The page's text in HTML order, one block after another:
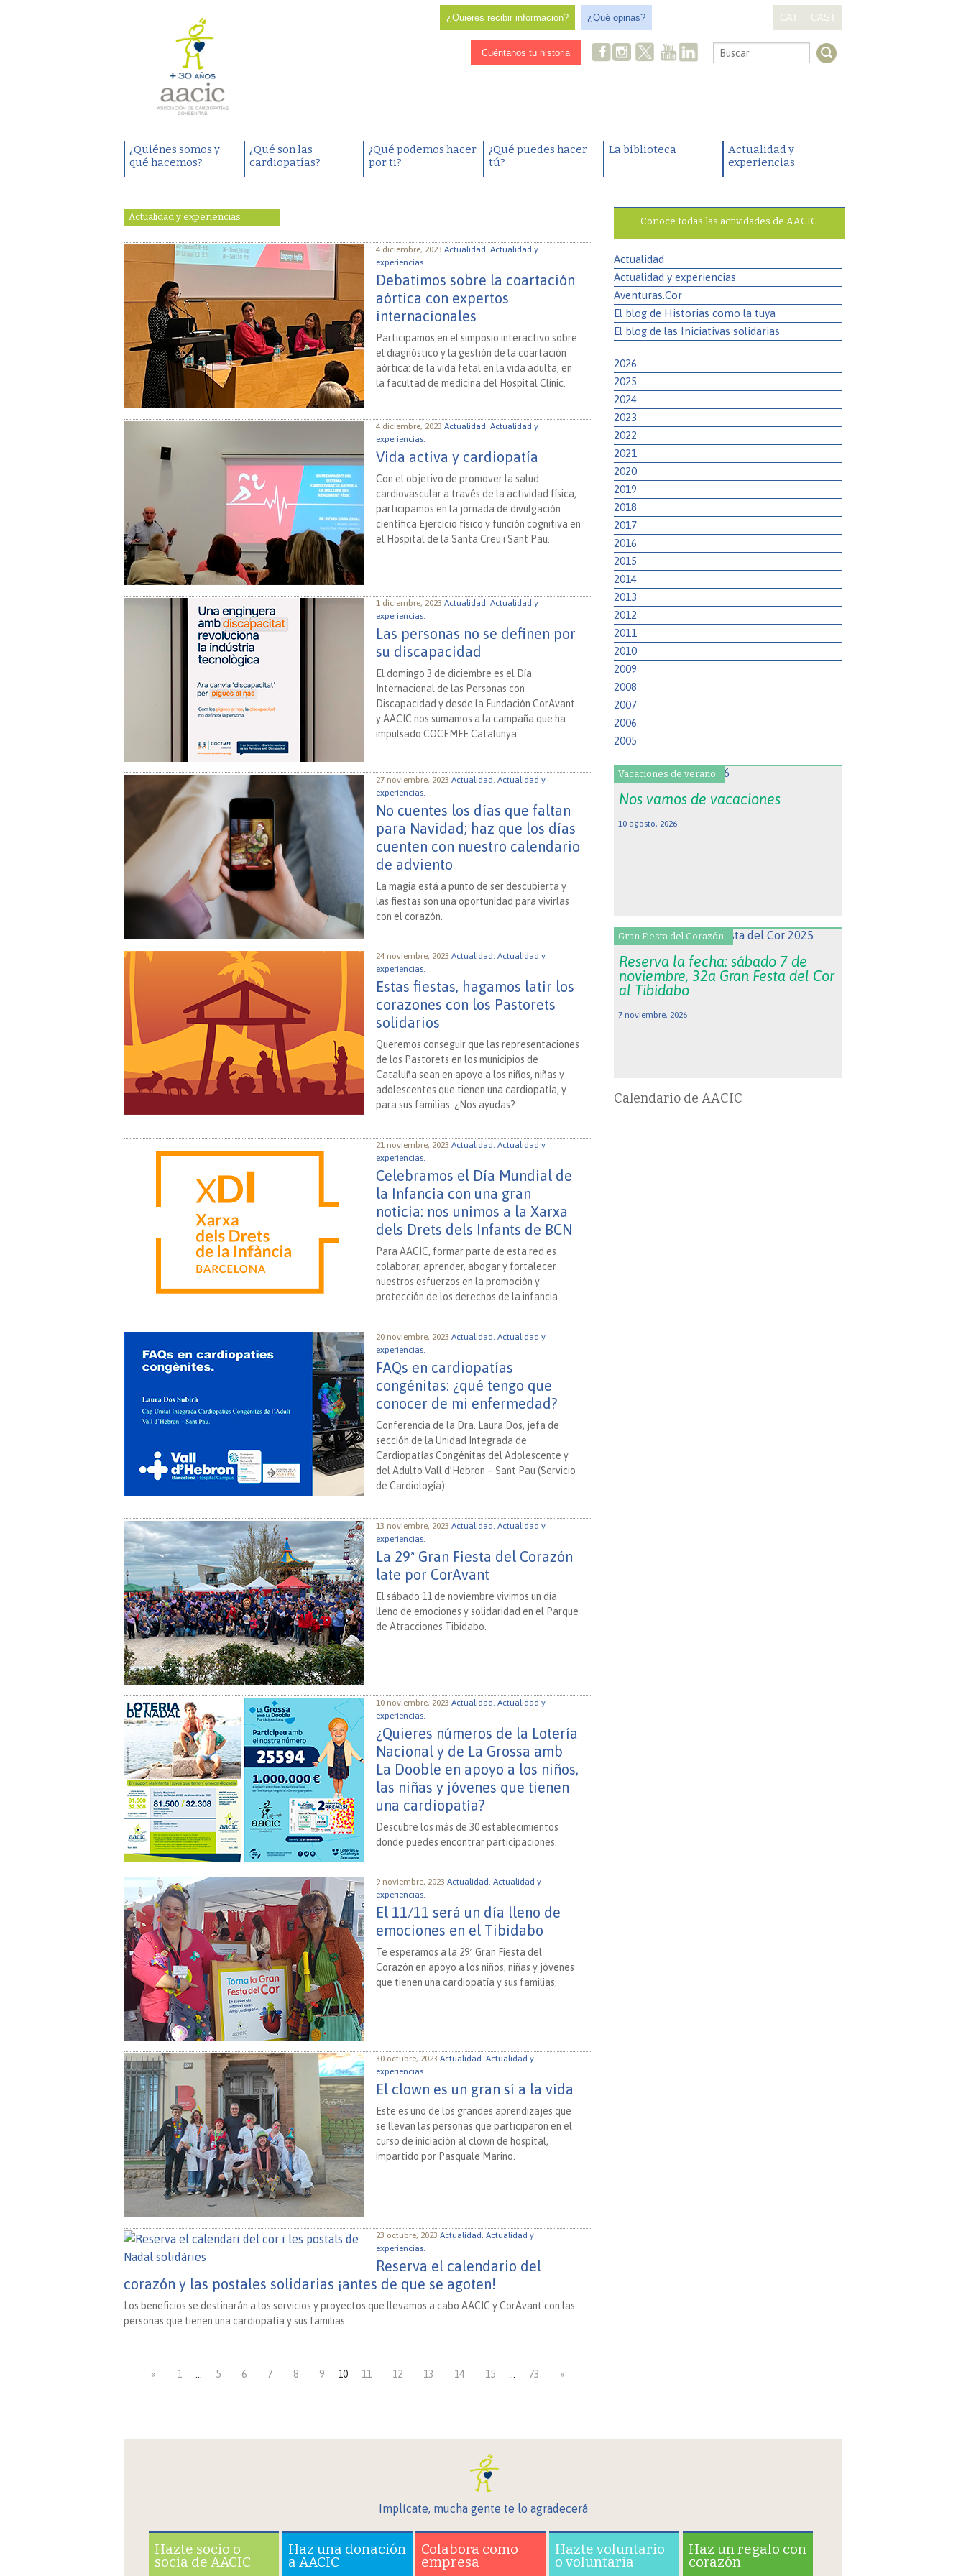
¿Quieres recibir información? ¿Qué opinas? CAT CAST
Cuéntanos tu historia .
¿Quiénes somos y
qué hacemos?
¿Qué son las
cardiopatías?
¿Qué podemos hacer
por ti?
¿Qué puedes hacer
tú?
La biblioteca
Actualidad y
experiencias
Actualidad y experiencias
4 diciembre, 2023 Actualidad. Actualidad y
experiencias.
Debatimos sobre la coartación
aórtica con expertos
internacionales
Participamos en el simposio interactivo sobre
el diagnóstico y la gestión de la coartación
aórtica: de la vida fetal en la vida adulta, en
la facultad de medicina del Hospital Clínic.
4 diciembre, 2023 Actualidad. Actualidad y
experiencias.
Vida activa y cardiopatía
Con el objetivo de promover la salud
cardiovascular a través de la actividad física,
participamos en la jornada de divulgación
científica Ejercicio físico y función cognitiva en
el Hospital de la Santa Creu i Sant Pau.
1 diciembre, 2023 Actualidad. Actualidad y
experiencias.
Las personas no se definen por
su discapacidad
El domingo 3 de diciembre es el Día
Internacional de las Personas con
Discapacidad y desde la Fundación CorAvant
y AACIC nos sumamos a la campaña que ha
impulsado COCEMFE Catalunya.
27 noviembre, 2023 Actualidad. Actualidad y
experiencias.
No cuentes los días que faltan
para Navidad; haz que los días
cuenten con nuestro calendario
de adviento
La magia está a punto de ser descubierta y
las fiestas son una oportunidad para vivirlas
con el corazón.
24 noviembre, 2023 Actualidad. Actualidad y
experiencias.
Estas fiestas, hagamos latir los
corazones con los Pastorets
solidarios
Queremos conseguir que las representaciones
de los Pastorets en los municipios de
Cataluña sean en apoyo a los niños, niñas y
adolescentes que tienen una cardiopatía, y
para sus familias. ¿Nos ayudas?
21 noviembre, 2023 Actualidad. Actualidad y
experiencias.
Celebramos el Día Mundial de
la Infancia con una gran
noticia: nos unimos a la Xarxa
dels Drets dels Infants de BCN
Para AACIC, formar parte de esta red es
colaborar, aprender, abogar y fortalecer
nuestros esfuerzos en la promoción y
protección de los derechos de la infancia.
20 noviembre, 2023 Actualidad. Actualidad y
experiencias.
FAQs en cardiopatías
congénitas: ¿qué tengo que
conocer de mi enfermedad?
Conferencia de la Dra. Laura Dos, jefa de
sección de la Unidad Integrada de
Cardiopatías Congénitas del Adolescente y
del Adulto Vall d’Hebron – Sant Pau (Servicio
de Cardiología).
13 noviembre, 2023 Actualidad. Actualidad y
experiencias.
La 29ª Gran Fiesta del Corazón
late por CorAvant
El sábado 11 de noviembre vivimos un día
lleno de emociones y solidaridad en el Parque
de Atracciones Tibidabo.
10 noviembre, 2023 Actualidad. Actualidad y
experiencias.
¿Quieres números de la Lotería
Nacional y de La Grossa amb
La Dooble en apoyo a los niños,
las niñas y jóvenes que tienen
una cardiopatía?
Descubre los más de 30 establecimientos
donde puedes encontrar participaciones.
9 noviembre, 2023 Actualidad. Actualidad y
experiencias.
El 11/11 será un día lleno de
emociones en el Tibidabo
Te esperamos a la 29ª Gran Fiesta del
Corazón en apoyo a los niños, niñas y jóvenes
que tienen una cardiopatía y sus familias.
30 octubre, 2023 Actualidad. Actualidad y
experiencias.
El clown es un gran sí a la vida
Este es uno de los grandes aprendizajes que
se llevan las personas que participaron en el
curso de iniciación al clown de hospital,
impartido por Pasquale Marino.
23 octubre, 2023 Actualidad. Actualidad y
experiencias.
Reserva el calendario del
corazón y las postales solidarias ¡antes de que se agoten!
Los beneficios se destinarán a los servicios y proyectos que llevamos a cabo AACIC y CorAvant con las
personas que tienen una cardiopatía y sus familias.
« 1 … 5 6 7 8 9 10 11 12 13 14 15 … 73 »
Conoce todas las actividades de AACIC
Actualidad
Actualidad y experiencias
Aventuras.Cor
El blog de Historias como la tuya
El blog de las Iniciativas solidarias
2026
2025
2024
2023
2022
2021
2020
2019
2018
2017
2016
2015
2014
2013
2012
2011
2010
2009
2008
2007
2006
2005
Vacaciones de verano.
Nos vamos de vacaciones
10 agosto, 2026
Gran Fiesta del Corazón.
Reserva la fecha: sábado 7 de
noviembre, 32a Gran Festa del Cor
al Tibidabo
7 noviembre, 2026
Calendario de AACIC
Implícate, mucha gente te lo agradecerá
Hazte socio o
socia de AACIC
Haz una donación
a AACIC
Colabora como
empresa
Hazte voluntario
o voluntaria
Haz un regalo con
corazón